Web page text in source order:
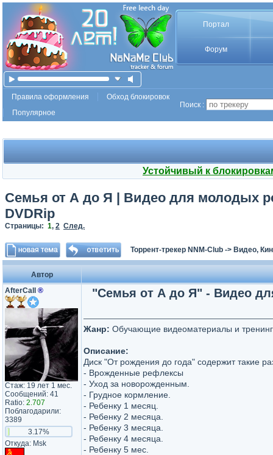
Портал
Форум
Правила оформления
Обход блокировок
Популярное
Поиск :
Устойчивый к
Семья от А до Я | Видео для молодых
DVDRip
Страницы: 1, 2 След.
Торрент-трекер NNM-Club -> Видео,
Автор
AfterCall ®
Стаж: 19 лет 1 мес.
Сообщений: 41
Ratio: 2.707
Поблагодарили:
3389
3.17%
Откуда: Msk
"Семья от А до Я" - Видео
Жанр: Обучающие видеоматериалы и
Описание:
Диск "От рождения до года" содержит такие
- Врожденные рефлексы
- Уход за новорожденным.
- Грудное кормление.
- Ребенку 1 месяц.
- Ребенку 2 месяца.
- Ребенку 3 месяца.
- Ребенку 4 месяца.
- Ребенку 5 мес.